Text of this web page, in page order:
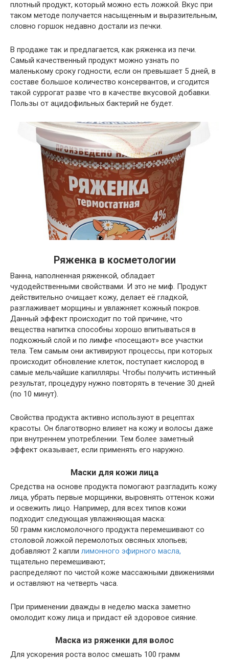
плотный продукт, который можно есть ложкой. Вкус при
таком методе получается насыщенным и выразительным,
словно горшок недавно достали из печки.
В продаже так и предлагается, как ряженка из печи.
Самый качественный продукт можно узнать по
маленькому сроку годности, если он превышает 5 дней, в
составе большое количество консервантов, и сгодится
такой суррогат разве что в качестве вкусовой добавки.
Пользы от ацидофильных бактерий не будет.
Ряженка в косметологии
Ванна, наполненная ряженкой, обладает
чудодейственными свойствами. И это не миф. Продукт
действительно очищает кожу, делает её гладкой,
разглаживает морщины и увлажняет кожный покров.
Данный эффект происходит по той причине, что
вещества напитка способны хорошо впитываться в
подкожный слой и по лимфе «посещают» все участки
тела. Тем самым они активируют процессы, при которых
происходит обновление клеток, поступает кислород в
самые мельчайшие капилляры. Чтобы получить истинный
результат, процедуру нужно повторять в течение 30 дней
(по 10 минут).
Свойства продукта активно используют в рецептах
красоты. Он благотворно влияет на кожу и волосы даже
при внутреннем употреблении. Тем более заметный
эффект оказывает, если применять его наружно.
Маски для кожи лица
Средства на основе продукта помогают разгладить кожу
лица, убрать первые морщинки, выровнять оттенок кожи
и освежить лицо. Например, для всех типов кожи
подходит следующая увлажняющая маска:
50 грамм кисломолочного продукта перемешивают со
столовой ложкой перемолотых овсяных хлопьев;
добавляют 2 капли лимонного эфирного масла,
тщательно перемешивают;
распределяют по чистой коже массажными движениями
и оставляют на четверть часа.
При применении дважды в неделю маска заметно
омолодит кожу лица и придаст ей здоровое сияние.
Маска из ряженки для волос
Для ускорения роста волос смешать 100 грамм